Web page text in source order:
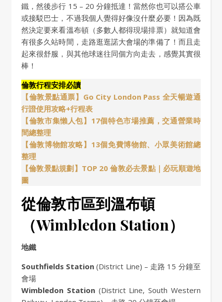
鐵，然後步行 15 – 20 分鐘抵達！當然你也可以搭公車
或接駁巴士，不過我個人覺得好像沒什麼必要！因為既
然決定要來看溫布頓（多數人都得現場排票）就知道會
有很多久站時間，走路逛逛諾大會場的準備了！而且走
起來很舒服，與其他球迷往同個方向走去，感覺其實很
棒！
倫敦行程安排必讀
【倫敦景點通票】Go City London Pass 全天暢遊通
行證使用攻略+行程表
【倫敦市集懶人包】17個特色市場推薦，交通營業時
間總整理
【倫敦博物館攻略】13個免費博物館、小眾美術館總
整理
【倫敦景點規劃】TOP 20 倫敦必去景點｜必玩順遊地
圖
從倫敦市區到溫布頓
（Wimbledon Station）
地鐵
Southfields Station (District Line) – 走路 15 分鐘至
會場
Wimbledon Station(District Line, South Western